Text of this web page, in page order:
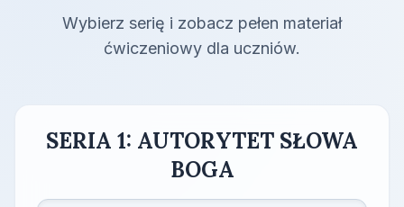
Wybierz serię i zobacz pełen materiał
ćwiczeniowy dla uczniów.
SERIA 1: AUTORYTET SŁOWA
BOGA